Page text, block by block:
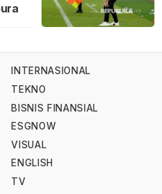
INTERNASIONAL
TEKNO
BISNIS FINANSIAL
ESGNOW
VISUAL
ENGLISH
TV